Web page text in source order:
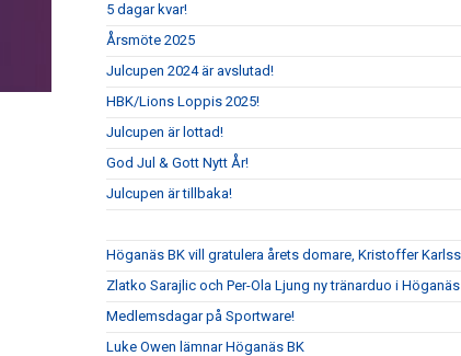
5 dagar kvar!
Årsmöte 2025
Julcupen 2024 är avslutad!
HBK/Lions Loppis 2025!
Julcupen är lottad!
God Jul & Gott Nytt År!
Julcupen är tillbaka!
Höganäs BK vill gratulera årets domare, Kristoffer
Zlatko Sarajlic och Per-Ola Ljung ny tränarduo i
Medlemsdagar på Sportware!
Luke Owen lämnar Höganäs BK